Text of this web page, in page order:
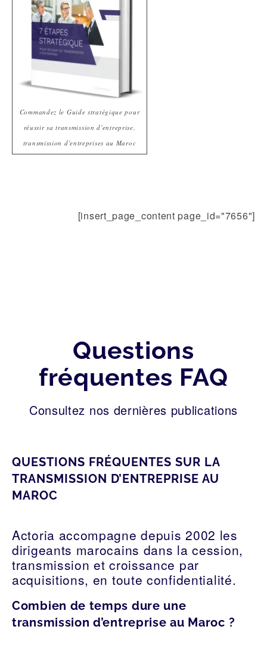
Commandez le Guide stratégique pour
réussir sa transmission d'entreprise,
transmission d'entreprises au Maroc
[insert_page_content page_id="7656"]
Questions
fréquentes FAQ
Consultez nos dernières publications
QUESTIONS FRÉQUENTES SUR LA
TRANSMISSION D’ENTREPRISE AU
MAROC
Actoria accompagne depuis 2002 les
dirigeants marocains dans la cession,
transmission et croissance par
acquisitions, en toute confidentialité.
Combien de temps dure une
transmission d’entreprise au Maroc ?